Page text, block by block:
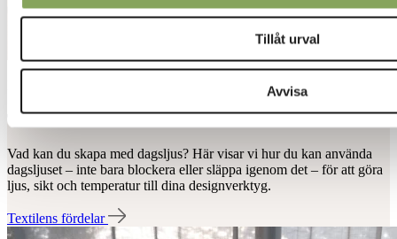
Tillåt urval
Avvisa
Textilens fördelar
Vad kan du skapa med dagsljus? Här visar vi hur du kan använda
dagsljuset – inte bara blockera eller släppa igenom det – för att göra
ljus, sikt och temperatur till dina designverktyg.
Textilens fördelar